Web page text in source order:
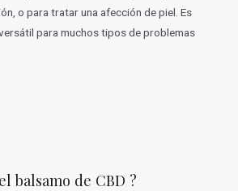
o para tratar una afección de piel. Es
para muchos tipos de problemas
balsamo de CBD ?